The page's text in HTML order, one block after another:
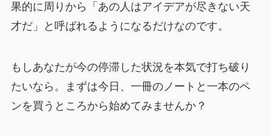
果的に周りから「あの人はアイデアが尽きない天
才だ」と呼ばれるようになるだけなのです。
もしあなたが今の停滞した状況を本気で打ち破り
たいなら。まずは今日、一冊のノートと一本のペ
ンを買うところから始めてみませんか？